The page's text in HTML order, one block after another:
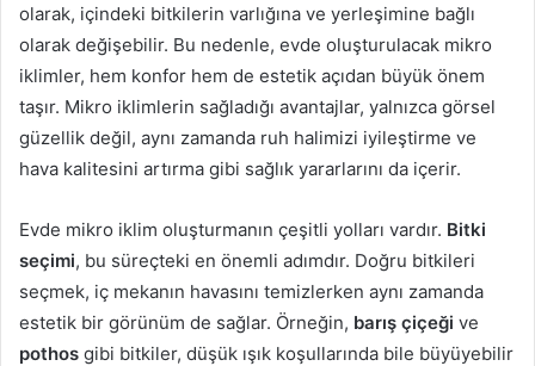
olarak, içindeki bitkilerin varlığına ve yerleşimine bağlı
olarak değişebilir. Bu nedenle, evde oluşturulacak mikro
iklimler, hem konfor hem de estetik açıdan büyük önem
taşır. Mikro iklimlerin sağladığı avantajlar, yalnızca görsel
güzellik değil, aynı zamanda ruh halimizi iyileştirme ve
hava kalitesini artırma gibi sağlık yararlarını da içerir.
Evde mikro iklim oluşturmanın çeşitli yolları vardır. Bitki
seçimi, bu süreçteki en önemli adımdır. Doğru bitkileri
seçmek, iç mekanın havasını temizlerken aynı zamanda
estetik bir görünüm de sağlar. Örneğin, barış çiçeği ve
pothos gibi bitkiler, düşük ışık koşullarında bile büyüyebilir